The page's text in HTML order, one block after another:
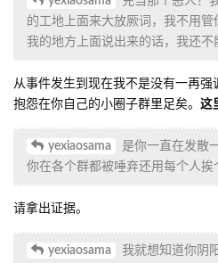
的工地上面来大放厥词，我不用
我的地方上面说出来的话，我还不
从事件发生到现在我不是没有一再强
抱怨在你自己的小圈子群里足矣。 这
yexiaosama
是你一直在发散
你在各个群都被唾弃还用每个人挨
请拿出证据。
yexiaosama
我就想知道你阴